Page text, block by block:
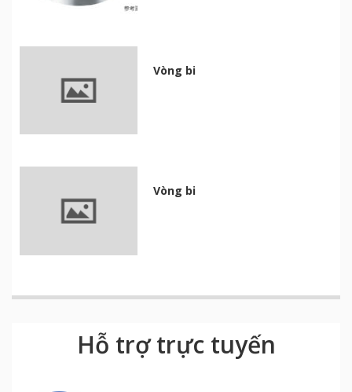
Vòng bi
Vòng bi
Hỗ trợ trực tuyến